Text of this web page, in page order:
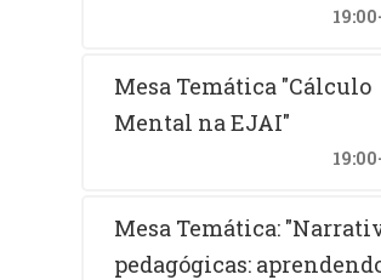
Mesa Temática "Cálculo
Mental na EJAI"
Mesa Temática:
pedagógicas: